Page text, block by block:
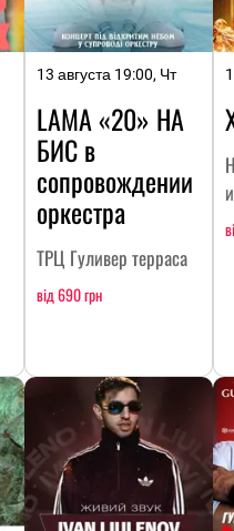
13 августа 19:00, Чт
LAMA «20» НА
БИC в
сопровождении
оркестра
ТРЦ Гуливер терраса
від 690 грн